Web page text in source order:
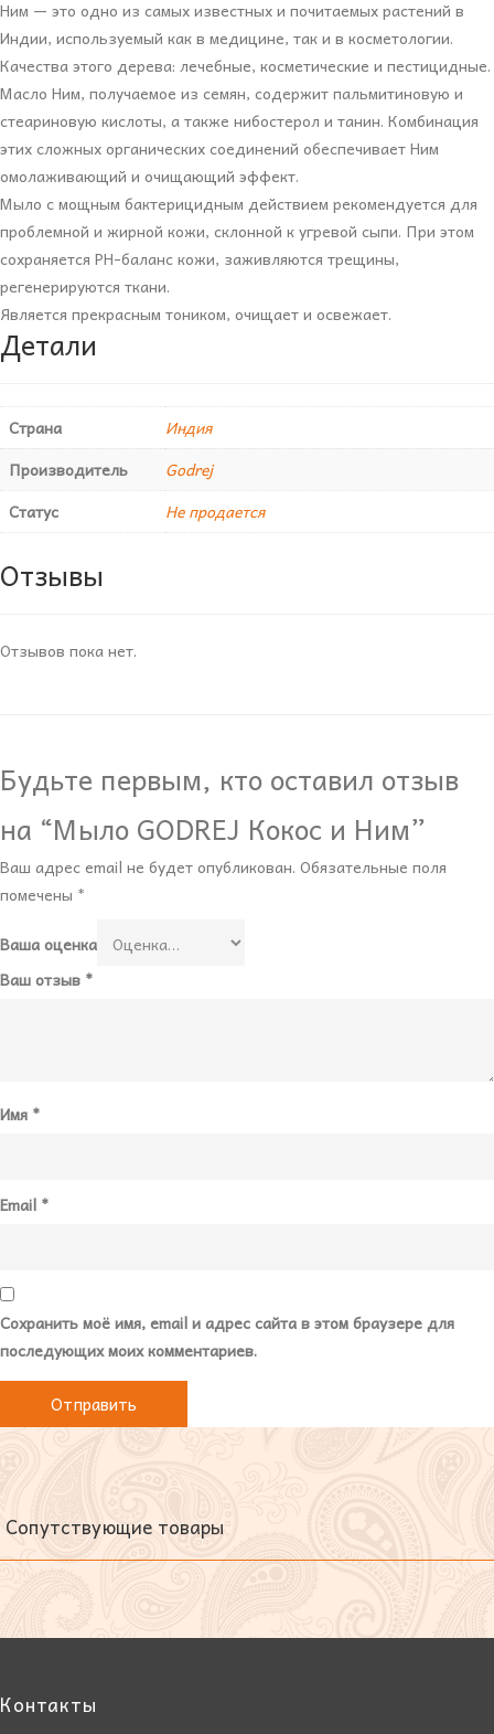
Ним — это одно из самых известных и почитаемых растений в
Индии, используемый как в медицине, так и в косметологии.
Качества этого дерева: лечебные, косметические и пестицидные.
Масло Ним, получаемое из семян, содержит пальмитиновую и
стеариновую кислоты, а также нибостерол и танин. Комбинация
этих сложных органических соединений обеспечивает Ним
омолаживающий и очищающий эффект.
Мыло с мощным бактерицидным действием рекомендуется для
проблемной и жирной кожи, склонной к угревой сыпи. При этом
сохраняется РН-баланс кожи, заживляются трещины,
регенерируются ткани.
Является прекрасным тоником, очищает и освежает.
Детали
Страна
Индия
Производитель
Godrej
Статус
Не продается
Отзывы
Отзывов пока нет.
Будьте первым, кто оставил отзыв
на “Мыло GODREJ Кокос и Ним”
Ваш адрес email не будет опубликован. Обязательные поля
помечены *
Ваша оценка
Ваш отзыв *
Имя *
Email *
Сохранить моё имя, email и адрес сайта в этом браузере для
последующих моих комментариев.
Сопутствующие товары
Контакты